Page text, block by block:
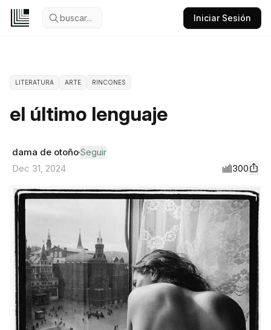
buscar... Iniciar Sesión
LITERATURA ARTE RINCONES
el último lenguaje
dama de otoñoSeguir
Dec 31, 2024
300